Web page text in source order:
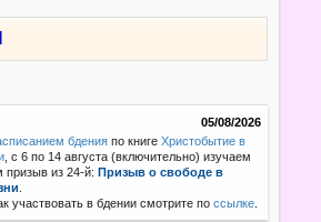
05/08/2026
бдения по книгеХристобытие в
, с 6 по 14 августа (включительно) изучаем
призыв из 24-й:Призыв о свободе в
участвовать в бдении смотрите поссылке